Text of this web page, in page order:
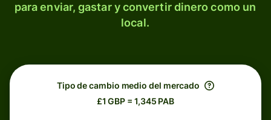
para enviar, gastar y convertir dinero como un
local.
Tipo de cambio medio del mercado
£1 GBP = 1,345 PAB